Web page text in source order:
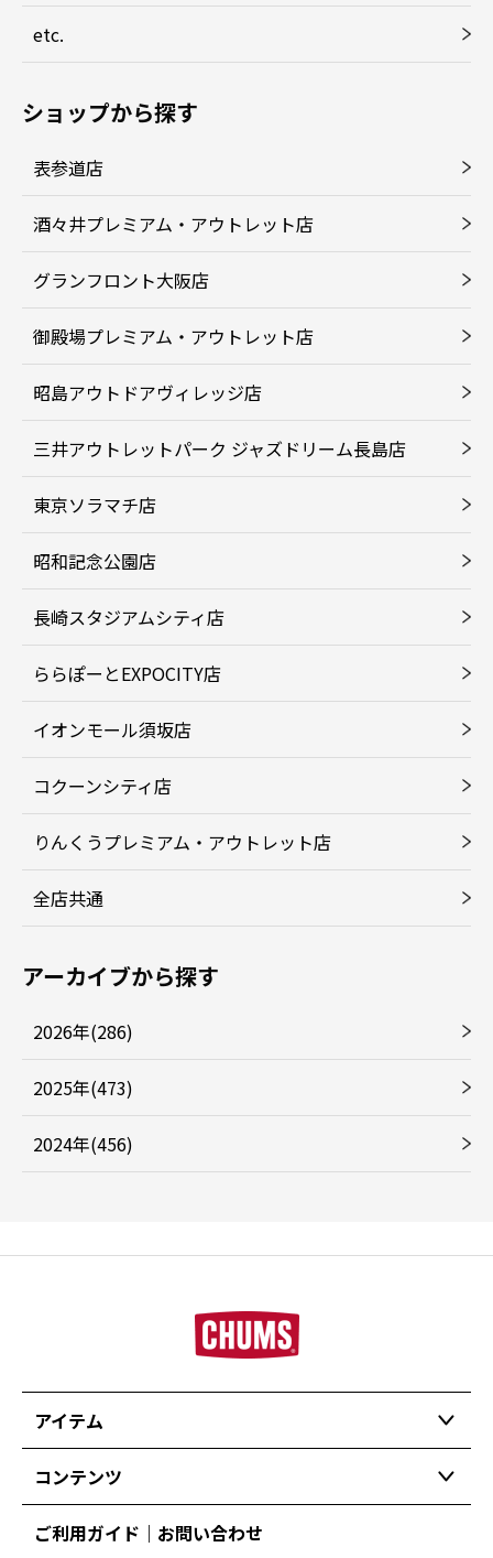
etc.
ショップから探す
表参道店
酒々井プレミアム・アウトレット店
グランフロント大阪店
御殿場プレミアム・アウトレット店
昭島アウトドアヴィレッジ店
三井アウトレットパーク ジャズドリーム長島店
東京ソラマチ店
昭和記念公園店
長崎スタジアムシティ店
ららぽーとEXPOCITY店
イオンモール須坂店
コクーンシティ店
りんくうプレミアム・アウトレット店
全店共通
アーカイブから探す
2026年(286)
2025年(473)
2024年(456)
アイテム
コンテンツ
ご利用ガイド｜お問い合わせ